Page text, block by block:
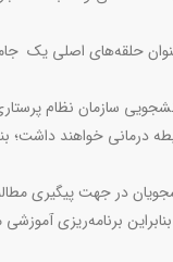
حلقه‌های اصلی یک
سازمان نظام
درمانی خواهند داشت؛
در جهت پیگیری
برنامه‌ریزی